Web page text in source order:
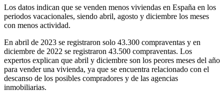
Los datos indican que se venden menos viviendas en España en los
periodos vacacionales, siendo abril, agosto y diciembre los meses
con menos actividad.
En abril de 2023 se registraron solo 43.300 compraventas y en
diciembre de 2022 se registraron 43.500 compraventas. Los
expertos explican que abril y diciembre son los peores meses del año
para vender una vivienda, ya que se encuentra relacionado con el
descanso de los posibles compradores y de las agencias
inmobiliarias.